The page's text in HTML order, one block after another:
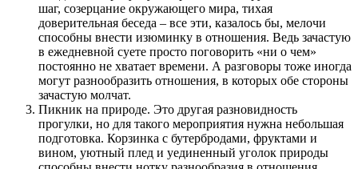
шаг, созерцание окружающего мира, тихая
доверительная беседа – все эти, казалось бы, мелочи
способны внести изюминку в отношения. Ведь зачастую
в ежедневной суете просто поговорить «ни о чем»
постоянно не хватает времени. А разговоры тоже иногда
могут разнообразить отношения, в которых обе стороны
зачастую молчат.
Пикник на природе. Это другая разновидность
прогулки, но для такого мероприятия нужна небольшая
подготовка. Корзинка с бутербродами, фруктами и
вином, уютный плед и уединенный уголок природы